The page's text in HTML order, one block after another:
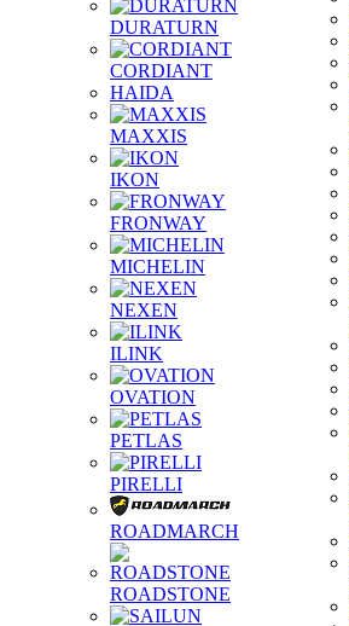
DURATURN
CORDIANT
HAIDA
MAXXIS
IKON
FRONWAY
MICHELIN
NEXEN
ILINK
OVATION
PETLAS
PIRELLI
ROADMARCH
ROADSTONE